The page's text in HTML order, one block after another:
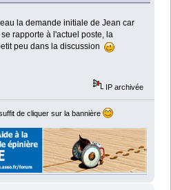
la demande initiale de Jean car
rapporte à l'actuel poste, la
peu dans la discussion
IP archivée
de cliquer sur la bannière